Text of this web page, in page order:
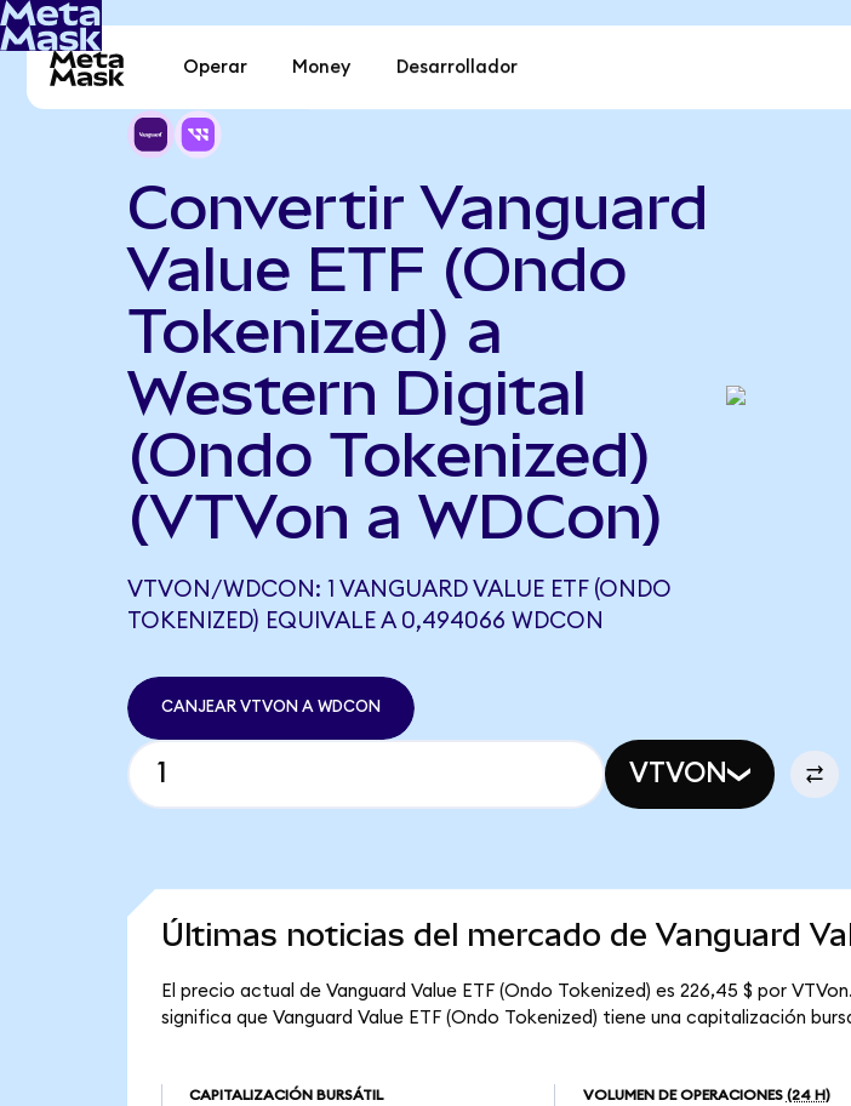
Operar Money Desarrollador
Convertir Vanguard
Value ETF (Ondo
Tokenized) a
Western Digital
(Ondo Tokenized)
(VTVon a WDCon)
VTVON/WDCON: 1 VANGUARD VALUE ETF (ONDO
TOKENIZED) EQUIVALE A 0,494066 WDCON
CANJEAR VTVON A WDCON
VTVON
Últimas noticias del mercado de Vanguard
El precio actual de Vanguard Value ETF (Ondo Tokenized) es 226,45 $ por
significa que Vanguard Value ETF (Ondo Tokenized) tiene una capitalización
CAPITALIZACIÓN BURSÁTIL VOLUMEN DE OPERACIONES (24 H)